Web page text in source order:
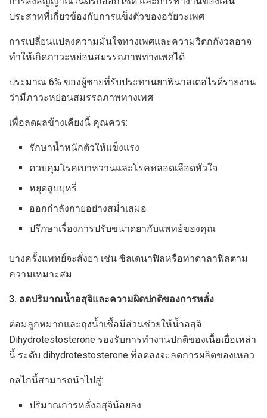
ประสาทที่เกี่ยวข้องกับการแข็งตัวของอวัยวะเพศ
การเปลี่ยนแปลงความมั่นใจทางเพศและความวิตกกังวลอาจ
ทำให้เกิดภาวะหย่อนสมรรถภาพทางเพศได้
ประมาณ 6% ของผู้ชายที่รับประทานยาฟินาสเตอไรด์รายงาน
ว่ามีภาวะหย่อนสมรรถภาพทางเพศ
เพื่อลดผลข้างเคียงนี้ คุณควร:
รักษาน้ำหนักตัวให้แข็งแรง
ควบคุมโรคเบาหวานและโรคหลอดเลือดหัวใจ
หยุดสูบบุหรี่
ออกกำลังกายอย่างสม่ำเสมอ
ปรึกษาเรื่องการปรับขนาดยากับแพทย์ของคุณ
บางครั้งแพทย์จะสั่งยา เช่น ซิลเดนาฟิลหรือทาดาลาฟิลตาม
ความเหมาะสม
3. ลดปริมาณน้ำอสุจิและความผิดปกติของการหลั่ง
ต่อมลูกหมากและถุงน้ำเชื้อมีส่วนช่วยให้น้ำอสุจิ
Dihydrotestosterone รองรับการทำงานปกติของเนื้อเยื่อเหล่า
นี้ ระดับ dihydrotestosterone ที่ลดลงจะลดการผลิตของเหลว
กลไกนี้สามารถนำไปสู่:
ปริมาณการหลั่งอสุจิน้อยลง